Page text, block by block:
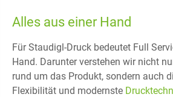
Alles aus einer Hand
Für Staudigl-Druck bedeutet Full
Hand. Darunter verstehen wir nicht
rund um das Produkt, sondern auch
Flexibilität und modernste